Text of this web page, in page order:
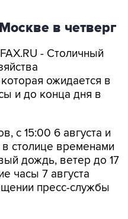
в четверг
- Столичный
ожидается в
и до конца дня в
с 15:00 6 августа и
в столице временами
дождь, ветер до 17
часы 7 августа
пресс-службы